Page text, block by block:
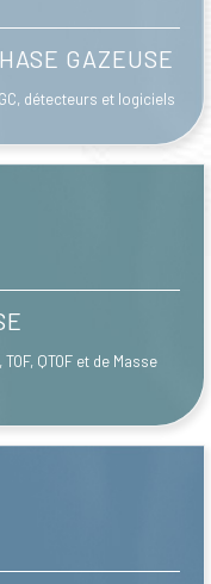
GAZEUSE
détecteurs et logiciels
QTOF et de Masse